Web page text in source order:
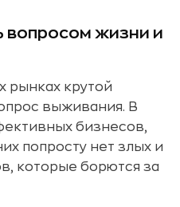
вопросом жизни и
рынках крутой
выживания. В
бизнесов,
попросту нет злых и
которые борются за